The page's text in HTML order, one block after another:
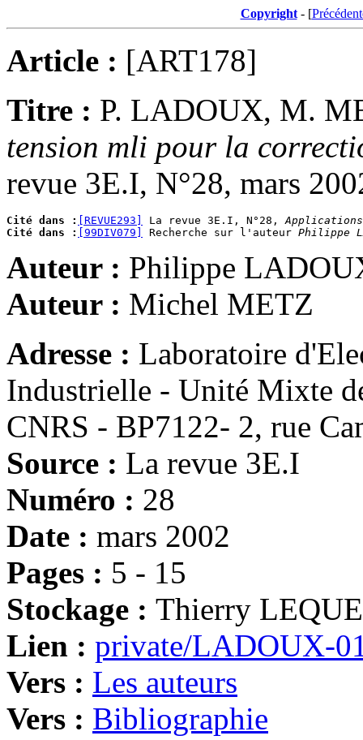
Copyright- [
Article : [ART178]
Titre : P. LADOUX, M.
tension mli pour la
revue 3E.I, N°28, mars
Cité dans : [REVUE293] La revue 3E.I, N°28,
Cité dans :
[99DIV079] Recherche sur l'auteur Philippe
Auteur : Philippe
Auteur : Michel METZ
Adresse : Laboratoire
Industrielle - Unité Mixte
CNRS - BP7122- 2, rue
Source : La revue 3E.I
Numéro : 28
Date : mars 2002
Pages : 5 - 15
Stockage : Thierry
Lien : private/LADOUX-
Vers : Les auteurs
Vers : Bibliographie